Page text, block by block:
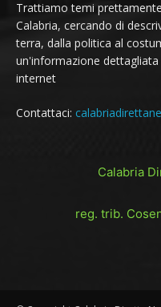
Trattiamo temi
Calabria, cercando di
terra, dalla politica al
un'informazione
internet
Contattaci:
Calabria
reg. trib.